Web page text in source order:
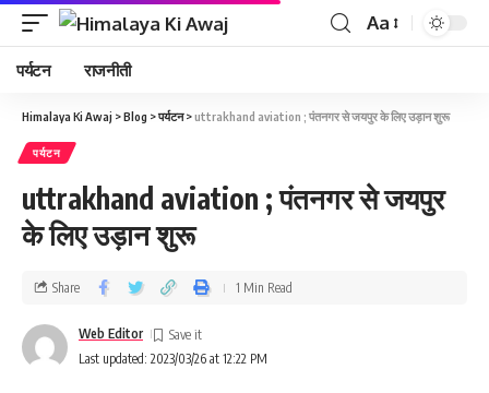
Aa
पर्यटन राजनीती
Himalaya Ki Awaj >Blog >पर्यटन>uttrakhand aviation ; पंतनगर से जयपुर के लिए उड़ान शुरू
पर्यटन
uttrakhand aviation ; पंतनगर से जयपुर
के लिए उड़ान शुरू
Last updated: 2023/03/26 at 12:22 PM
Web Editor
Share 1 Min Read